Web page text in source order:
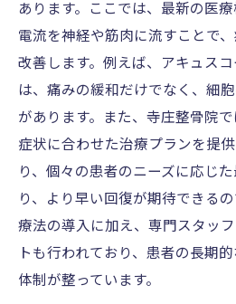
教育と研修で技術を向
患者様の声を反映した
地域住民と整骨院の信
患者様とのコミュニケ
地域行事への参加とサ
親しみやすいスタッフ
地域の健康を守るため
寺庄整骨院のカスタマイズ
あります。ここでは、最新の医
電流を神経や筋肉に流すことで
改善します。例えば、アキュス
は、痛みの緩和だけでなく、細
があります。また、寺庄整骨院
症状に合わせた治療プランを提
り、個々の患者のニーズに応じ
り、より早い回復が期待できる
療法の導入に加え、専門スタッ
トも行われており、患者の長期
体制が整っています。